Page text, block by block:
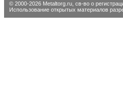
© 2000-2026 Metaltorg.ru, св-во о
Использование открытых материалов